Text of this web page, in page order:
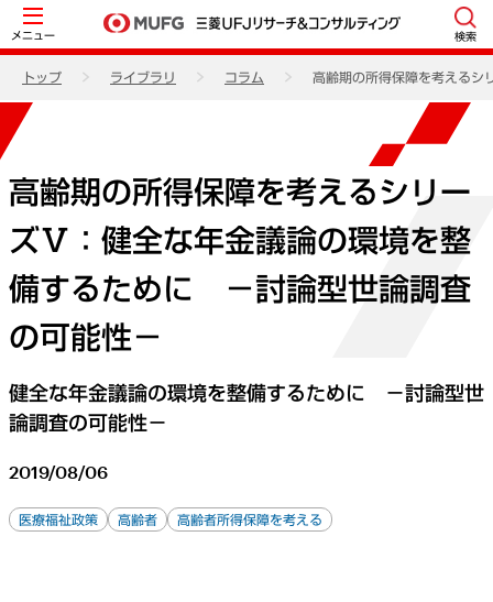
メニュー 検索
トップ ライブラリ コラム 高齢期の所得保障を考える
高齢期の所得保障を考えるシリー
ズⅤ：健全な年金議論の環境を整
備するために －討論型世論調査
の可能性－
健全な年金議論の環境を整備するために －討論型世
論調査の可能性－
2019/08/06
医療福祉政策 高齢者 高齢者所得保障を考える